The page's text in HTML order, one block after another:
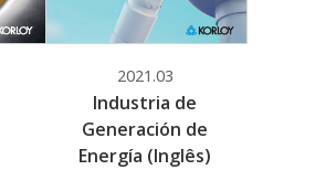
2021.03
Industria de
Generación de
Energía (Inglês)